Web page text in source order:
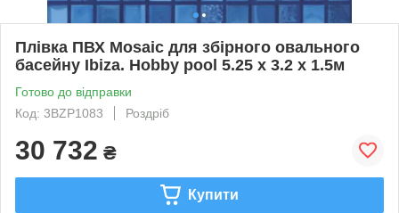
Плівка ПВХ Mosaic для збірного овального
басейну Ibiza. Hobby pool 5.25 х 3.2 х 1.5м
Готово до відправки
Код: 3BZP1083
Роздріб
30 732 ₴
Купити